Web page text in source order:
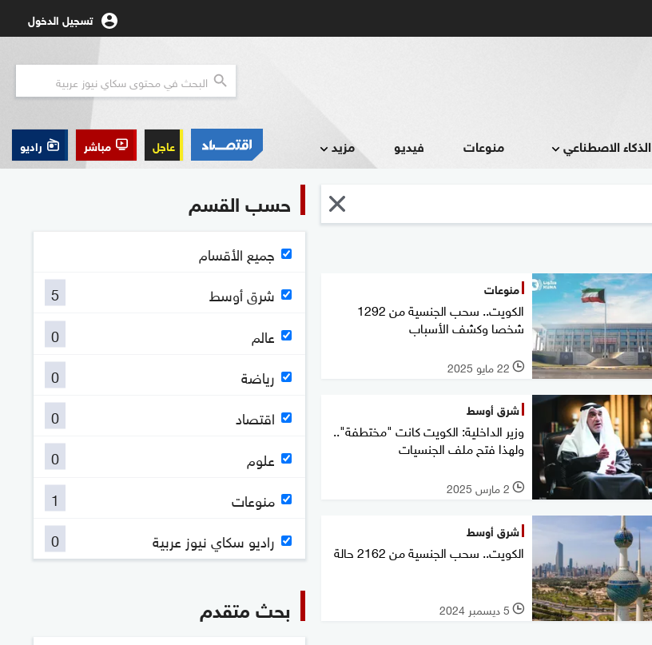
تسجيل الدخول
الذكاء الاصطناعي منوعات فيديو مزيد عاجل مباشر راديو
منوعات
الكويت.. سحب الجنسية من 1292
شخصا وكشف الأسباب
l 22 مايو 2025
شرق أوسط
وزير الداخلية: الكويت كانت "مختطفة"..
ولهذا فتح ملف الجنسيات
l 2 مارس 2025
شرق أوسط
الكويت.. سحب الجنسية من 2162 حالة
l 5 ديسمبر 2024
حسب القسم
جميع الأقسام
شرق أوسط
5
عالم
0
رياضة
0
اقتصاد
0
علوم
0
منوعات
1
راديو سكاي نيوز عربية
0
بحث متقدم